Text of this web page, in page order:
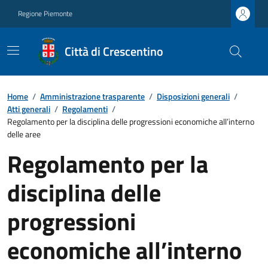
Regione Piemonte
Città di Crescentino
Home / Amministrazione trasparente / Disposizioni generali /
Atti generali / Regolamenti /
Regolamento per la disciplina delle progressioni economiche all’interno
delle aree
Regolamento per la
disciplina delle
progressioni
economiche all’interno